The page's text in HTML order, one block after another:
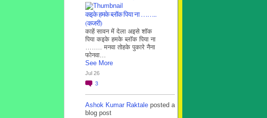
कइके हमके ब्लाॅक पिया ना ……..
(कजरी)
काहें सावन में देला अइसे शॉक
पिया कइके हमके ब्लाॅक पिया ना
…….. मनवा तोहके पुकारे नैना
फोनवा…
See More
Jul 26
3
Ashok Kumar Raktale posted a
blog post